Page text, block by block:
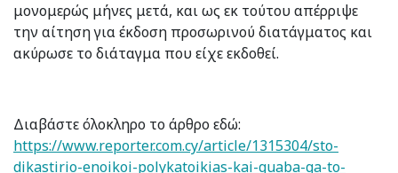
μονομερώς μήνες μετά, και ως εκ τούτου απέρριψε
την αίτηση για έκδοση προσωρινού διατάγματος και
ακύρωσε το διάταγμα που είχε εκδοθεί.
Διαβάστε όλοκληρο το άρθρο εδώ:
https://www.reporter.com.cy/article/1315304/sto-
dikastirio-enoikoi-polykatoikias-kai-guaba-ga-to-